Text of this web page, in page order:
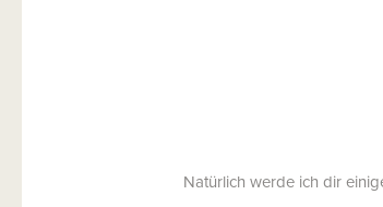
Natürlich werde ich dir